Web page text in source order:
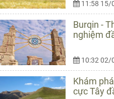
11:58 15/
Burqin -
nghiệm
10:32 02/
Khám
cực Tây